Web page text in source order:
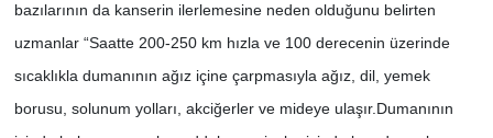
bazılarının da kanserin ilerlemesine neden olduğunu belirten
uzmanlar “Saatte 200-250 km hızla ve 100 derecenin üzerinde
sıcaklıkla dumanının ağız içine çarpmasıyla ağız, dil, yemek
borusu, solunum yolları, akciğerler ve mideye ulaşır.Dumanının